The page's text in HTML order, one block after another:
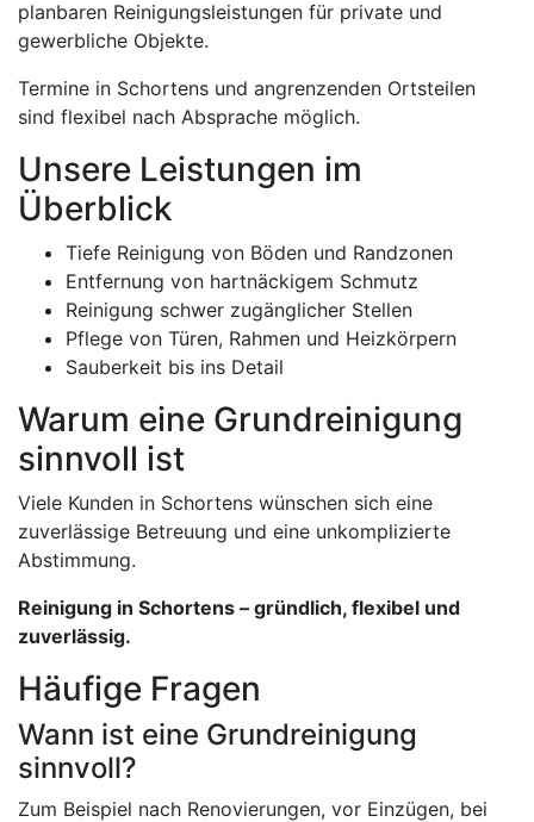
planbaren Reinigungsleistungen für private und
gewerbliche Objekte.
Termine in Schortens und angrenzenden Ortsteilen
sind flexibel nach Absprache möglich.
Unsere Leistungen im
Überblick
Tiefe Reinigung von Böden und Randzonen
Entfernung von hartnäckigem Schmutz
Reinigung schwer zugänglicher Stellen
Pflege von Türen, Rahmen und Heizkörpern
Sauberkeit bis ins Detail
Warum eine Grundreinigung
sinnvoll ist
Viele Kunden in Schortens wünschen sich eine
zuverlässige Betreuung und eine unkomplizierte
Abstimmung.
Reinigung in Schortens – gründlich, flexibel und
zuverlässig.
Häufige Fragen
Wann ist eine Grundreinigung
sinnvoll?
Zum Beispiel nach Renovierungen, vor Einzügen, bei